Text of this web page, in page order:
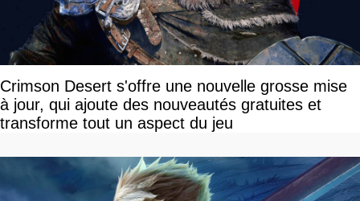
Crimson Desert s'offre une nouvelle grosse mise
à jour, qui ajoute des nouveautés gratuites et
transforme tout un aspect du jeu